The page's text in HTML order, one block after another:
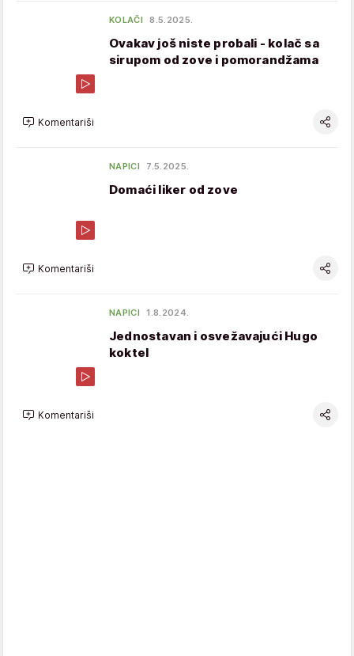
KOLAČI 8.5.2025.
Ovakav još niste probali - kolač sa
sirupom od zove i pomorandžama
Komentariši
NAPICI 7.5.2025.
Domaći liker od zove
Komentariši
NAPICI 1.8.2024.
Jednostavan i osvežavajući Hugo
koktel
Komentariši